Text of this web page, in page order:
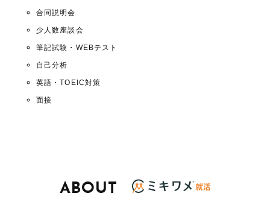
合同説明会
少人数座談会
筆記試験・WEBテスト
自己分析
英語・TOEIC対策
面接
ABOUT